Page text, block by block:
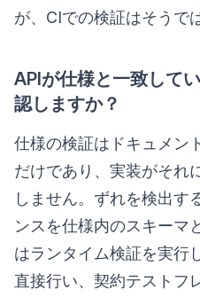
が、CIでの検証はそうで
APIが仕様と一致して
認しますか？
仕様の検証はドキュメン
だけであり、実装がそれ
しません。ずれを検出す
ンスを仕様内のスキーマ
はランタイム検証を実行
直接行い、契約テストフ